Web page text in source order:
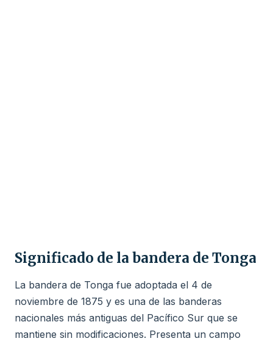
Significado de la bandera de Tonga
La bandera de Tonga fue adoptada el 4 de
noviembre de 1875 y es una de las banderas
nacionales más antiguas del Pacífico Sur que se
mantiene sin modificaciones. Presenta un campo